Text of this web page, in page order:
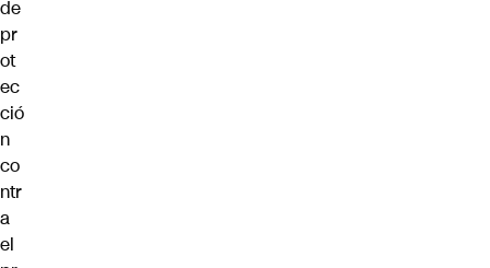
de
pr
ot
ec
ció
n
co
ntr
a
el